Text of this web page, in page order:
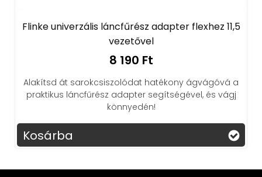
Flinke univerzális láncfűrész adapter flexhez 11,5
vezetővel
8 190 Ft
Alakítsd át sarokcsiszolódat hatékony ágvágóvá a
praktikus láncfűrész adapter segítségével, és vágj
könnyedén!
Kosárba